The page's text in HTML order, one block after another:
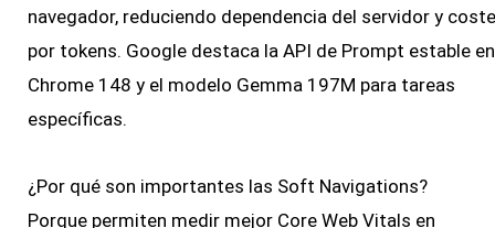
navegador, reduciendo dependencia del servidor y
por tokens. Google destaca la API de Prompt estable en
Chrome 148 y el modelo Gemma 197M para tareas
específicas.
¿Por qué son importantes las Soft Navigations?
Porque permiten medir mejor Core Web Vitals en